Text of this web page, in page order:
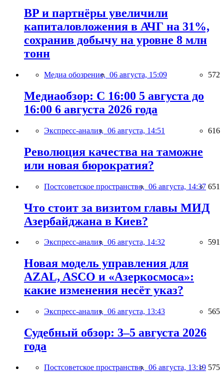
BP и партнёры увеличили
капиталовложения в АЧГ на 31%,
сохранив добычу на уровне 8 млн
тонн
Медиа обозрение, 06 августа, 15:09 572
Медиаобзор: С 16:00 5 августа до
16:00 6 августа 2026 года
Экспресс-анализ, 06 августа, 14:51 616
Революция качества на таможне
или новая бюрократия?
Постсоветское пространство, 06 августа, 14:37 651
Что стоит за визитом главы МИД
Азербайджана в Киев?
Экспресс-анализ, 06 августа, 14:32 591
Новая модель управления для
AZAL, ASCO и «Азеркосмоса»:
какие изменения несёт указ?
Экспресс-анализ, 06 августа, 13:43 565
Судебный обзор: 3–5 августа 2026
года
Постсоветское пространство, 06 августа, 13:19 575